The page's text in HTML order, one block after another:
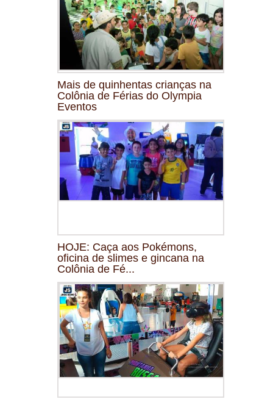
Mais de quinhentas crianças na
Colônia de Férias do Olympia
Eventos
HOJE: Caça aos Pokémons,
oficina de slimes e gincana na
Colônia de Fé...